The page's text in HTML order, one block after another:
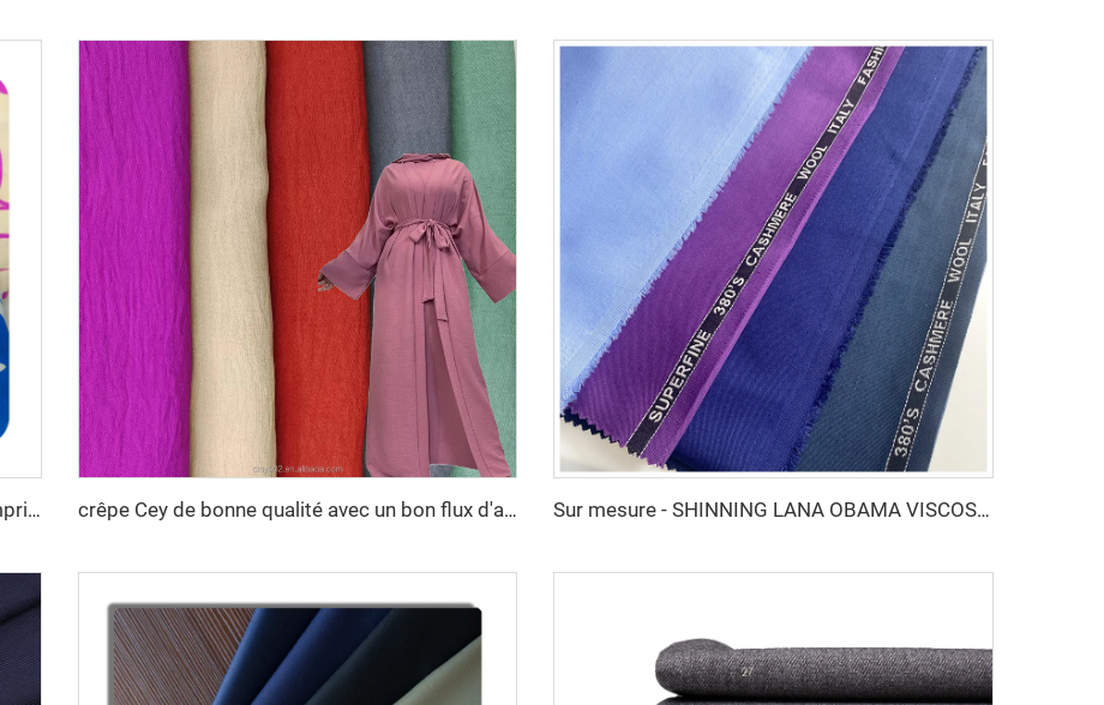
Tissu en polyester crêpe CEY uni teinté et imprimé respirant 150g/m² pour femmes crêpe Cey de bonne qualité avec un bon flux d'air pour les textiles de vêtements à Dubaï 100% POLYESTER Sur mesure - SHINNING LANA OBAMA VISCOSE POLYESTER POUR COSTUME SUPPER VISCOSE TISSU